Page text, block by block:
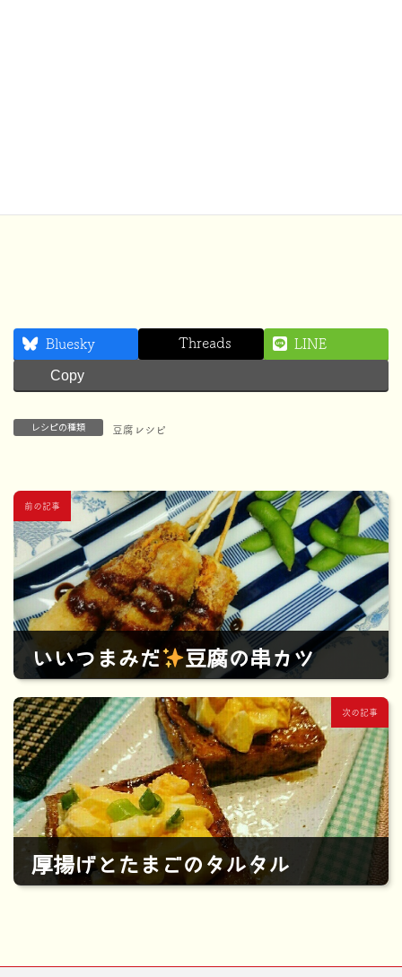
Bluesky Threads LINE
Copy
レシピの種類 豆腐レシピ
前の記事
いいつまみだ 豆腐の串カツ
2023年7月26日
次の記事
厚揚げとたまごのタルタル